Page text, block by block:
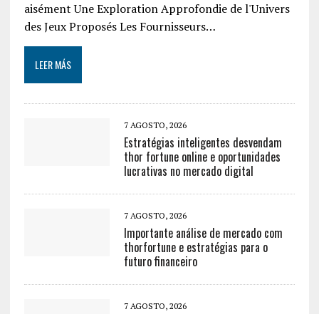
aisément Une Exploration Approfondie de l'Univers
des Jeux Proposés Les Fournisseurs…
LEER MÁS
7 AGOSTO, 2026
Estratégias inteligentes desvendam
thor fortune online e oportunidades
lucrativas no mercado digital
7 AGOSTO, 2026
Importante análise de mercado com
thorfortune e estratégias para o
futuro financeiro
7 AGOSTO, 2026